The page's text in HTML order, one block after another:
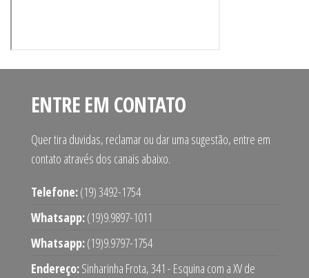
ENTRE EM CONTATO
Quer tira duvidas, reclamar ou dar uma sugestão, entre em
contato através dos canais abaixo.
Telefone:(19) 3492-1754
Whatsapp:(19)9.9897-1011
Whatsapp:(19)9.9797-1754
Endereço:Sinharinha Frota, 341 - Esquina com a XV de